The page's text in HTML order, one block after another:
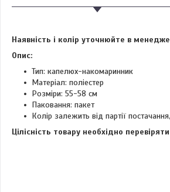
Наявність і колір уточнюйте в
Опис:
Тип: капелюх-накомаринник
Матеріал: поліестер
Розміри: 55-58 см
Паковання: пакет
Колір залежить від партії
Цілісність товару необхідно